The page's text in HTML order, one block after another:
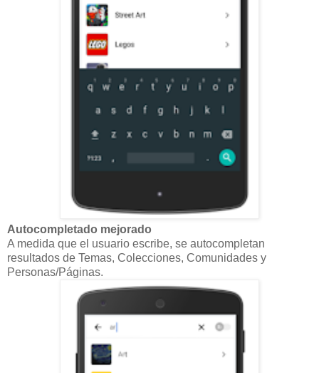
Autocompletado mejorado
A medida que el usuario escribe, se autocompletan
resultados de Temas, Colecciones, Comunidades y
Personas/Páginas.